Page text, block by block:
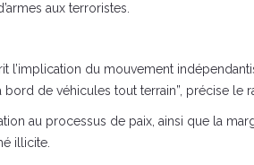
aux terroristes.
l’implication du mouvement
de véhicules tout terrain”, précise le
au processus de paix, ainsi que la
illicite.